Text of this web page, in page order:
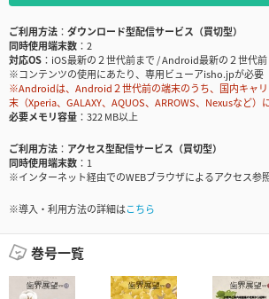
ご利用方法
ダウンロード型配信サービス（買切型）
同時使用端末数
2
対応OS
iOS最新の２世代前まで / Android最新の２世代前
※コンテンツの使用にあたり、専用ビューアisho.jpが必要
※Androidは、Android２世代前の端末のうち、国内キャ
末（Xperia、GALAXY、AQUOS、ARROWS、Nexusなど）
必要メモリ容量
322 MB以上
ご利用方法
アクセス型配信サービス（買切型）
同時使用端末数
1
※インターネット経由でのWEBブラウザによるアクセス参
※導入・利用方法の詳細はこちら
巻号一覧